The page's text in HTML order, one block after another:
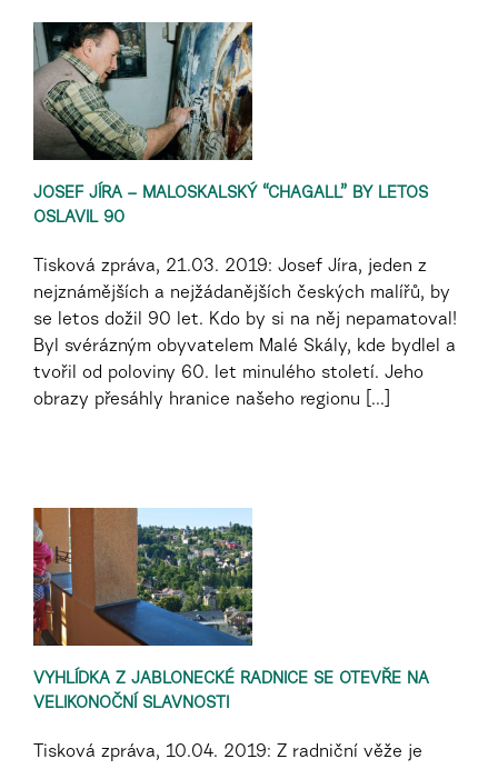
JOSEF JÍRA – MALOSKALSKÝ “CHAGALL” BY LETOS
OSLAVIL 90
Tisková zpráva, 21.03. 2019: Josef Jíra, jeden z
nejznámějších a nejžádanějších českých malířů, by
se letos dožil 90 let. Kdo by si na něj nepamatoval!
Byl svérázným obyvatelem Malé Skály, kde bydlel a
tvořil od poloviny 60. let minulého století. Jeho
obrazy přesáhly hranice našeho regionu [...]
VYHLÍDKA Z JABLONECKÉ RADNICE SE OTEVŘE NA
VELIKONOČNÍ SLAVNOSTI
Tisková zpráva, 10.04. 2019: Z radniční věže je